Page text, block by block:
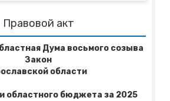
Правовой акт
Дума восьмого созыва
Закон
области
областного бюджета за 2025